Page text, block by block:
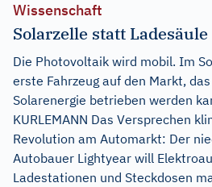
Wissenschaft
Solarzelle statt Ladesäule
Die Photovoltaik wird mobil. Im
erste Fahrzeug auf den Markt,
Solarenergie betrieben werden
KURLEMANN Das Versprechen
Revolution am Automarkt: Der
Autobauer Lightyear will
Ladestationen und Steckdosen